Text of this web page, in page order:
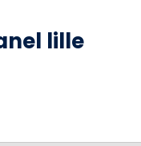
lille